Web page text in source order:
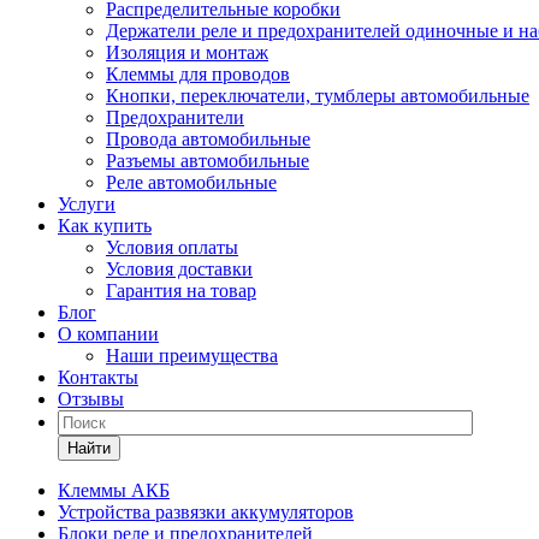
Распределительные коробки
Держатели реле и предохранителей одиночные и
Изоляция и монтаж
Клеммы для проводов
Кнопки, переключатели, тумблеры автомобильные
Предохранители
Провода автомобильные
Разъемы автомобильные
Реле автомобильные
Услуги
Как купить
Условия оплаты
Условия доставки
Гарантия на товар
Блог
О компании
Наши преимущества
Контакты
Отзывы
Найти
Клеммы АКБ
Устройства развязки аккумуляторов
Блоки реле и предохранителей